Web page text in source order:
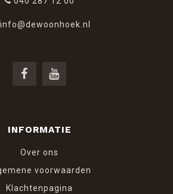
info@dewoonhoek.nl
INFORMATIE
Over ons
voorwaarden
Klachtenpagina